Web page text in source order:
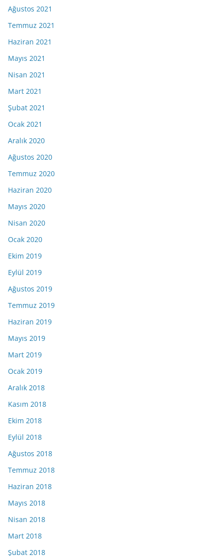
Ağustos 2021
Temmuz 2021
Haziran 2021
Mayıs 2021
Nisan 2021
Mart 2021
Şubat 2021
Ocak 2021
Aralık 2020
Ağustos 2020
Temmuz 2020
Haziran 2020
Mayıs 2020
Nisan 2020
Ocak 2020
Ekim 2019
Eylül 2019
Ağustos 2019
Temmuz 2019
Haziran 2019
Mayıs 2019
Mart 2019
Ocak 2019
Aralık 2018
Kasım 2018
Ekim 2018
Eylül 2018
Ağustos 2018
Temmuz 2018
Haziran 2018
Mayıs 2018
Nisan 2018
Mart 2018
Şubat 2018